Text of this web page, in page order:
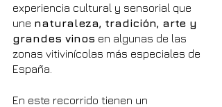
experiencia cultural y sensorial que
une naturaleza, tradición, arte y
grandes vinos en algunas de las
zonas vitivinícolas más especiales de
España.
En este recorrido tienen un